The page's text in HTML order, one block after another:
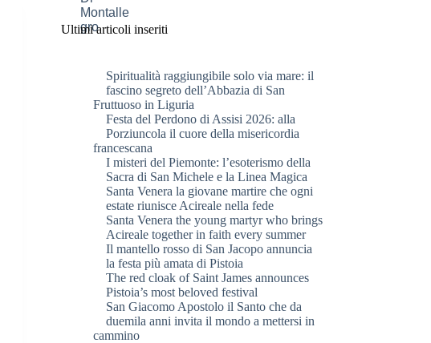
Ultimi articoli inseriti
Spiritualità raggiungibile solo via mare: il
fascino segreto dell’Abbazia di San
Fruttuoso in Liguria
Festa del Perdono di Assisi 2026: alla
Porziuncola il cuore della misericordia
francescana
I misteri del Piemonte: l’esoterismo della
Sacra di San Michele e la Linea Magica
Santa Venera la giovane martire che ogni
estate riunisce Acireale nella fede
Santa Venera the young martyr who brings
Acireale together in faith every summer
Il mantello rosso di San Jacopo annuncia
la festa più amata di Pistoia
The red cloak of Saint James announces
Pistoia’s most beloved festival
San Giacomo Apostolo il Santo che da
duemila anni invita il mondo a mettersi in
cammino